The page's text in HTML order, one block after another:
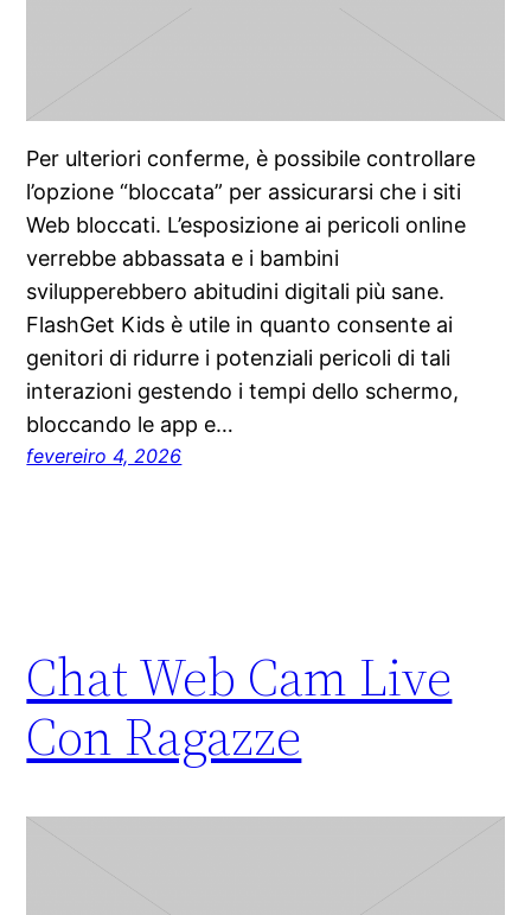
Per ulteriori conferme, è possibile controllare
l’opzione “bloccata” per assicurarsi che i siti
Web bloccati. L’esposizione ai pericoli online
verrebbe abbassata e i bambini
svilupperebbero abitudini digitali più sane.
FlashGet Kids è utile in quanto consente ai
genitori di ridurre i potenziali pericoli di tali
interazioni gestendo i tempi dello schermo,
bloccando le app e…
fevereiro 4, 2026
Chat Web Cam Live
Con Ragazze